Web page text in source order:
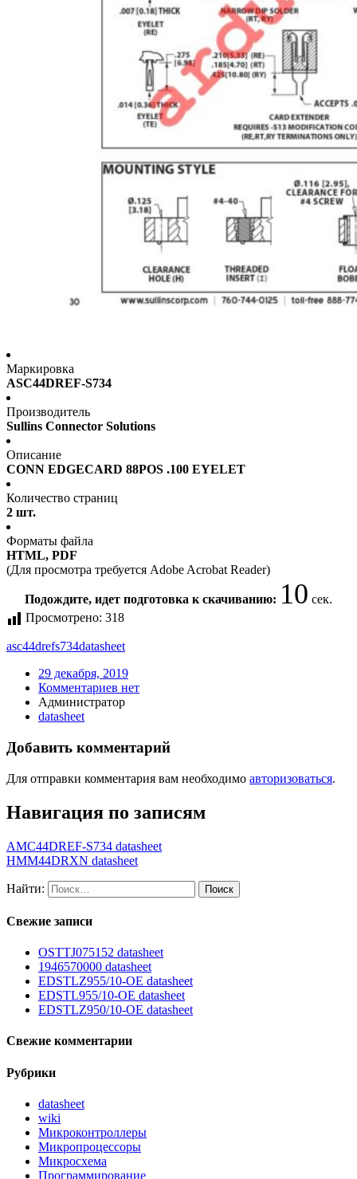
Маркировка
ASC44DREF-S734
Производитель
Sullins Connector Solutions
Описание
CONN EDGECARD 88POS .100 EYELET
Количество страниц
2 шт.
Форматы файла
HTML, PDF
(Для просмотра требуется Adobe Acrobat Reader)
Подождите, идет подготовка к скачиванию: 10 сек.
Просмотрено: 318
asc44drefs734datasheet
29 декабря, 2019
Комментариев нет
Администратор
datasheet
Добавить комментарий
Для отправки комментария вам необходимо авторизоваться.
Навигация по записям
AMC44DREF-S734 datasheet
HMM44DRXN datasheet
Найти:
Свежие записи
OSTTJ075152 datasheet
1946570000 datasheet
EDSTLZ955/10-OE datasheet
EDSTL955/10-OE datasheet
EDSTLZ950/10-OE datasheet
Свежие комментарии
Рубрики
datasheet
wiki
Микроконтроллеры
Микропроцессоры
Микросхема
Программирование